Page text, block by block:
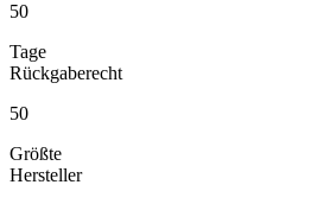
50
Tage
Rückgaberecht
50
Größte
Hersteller